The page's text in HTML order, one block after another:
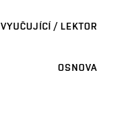
VYUČUJÍCÍ / LEKTOR
OSNOVA